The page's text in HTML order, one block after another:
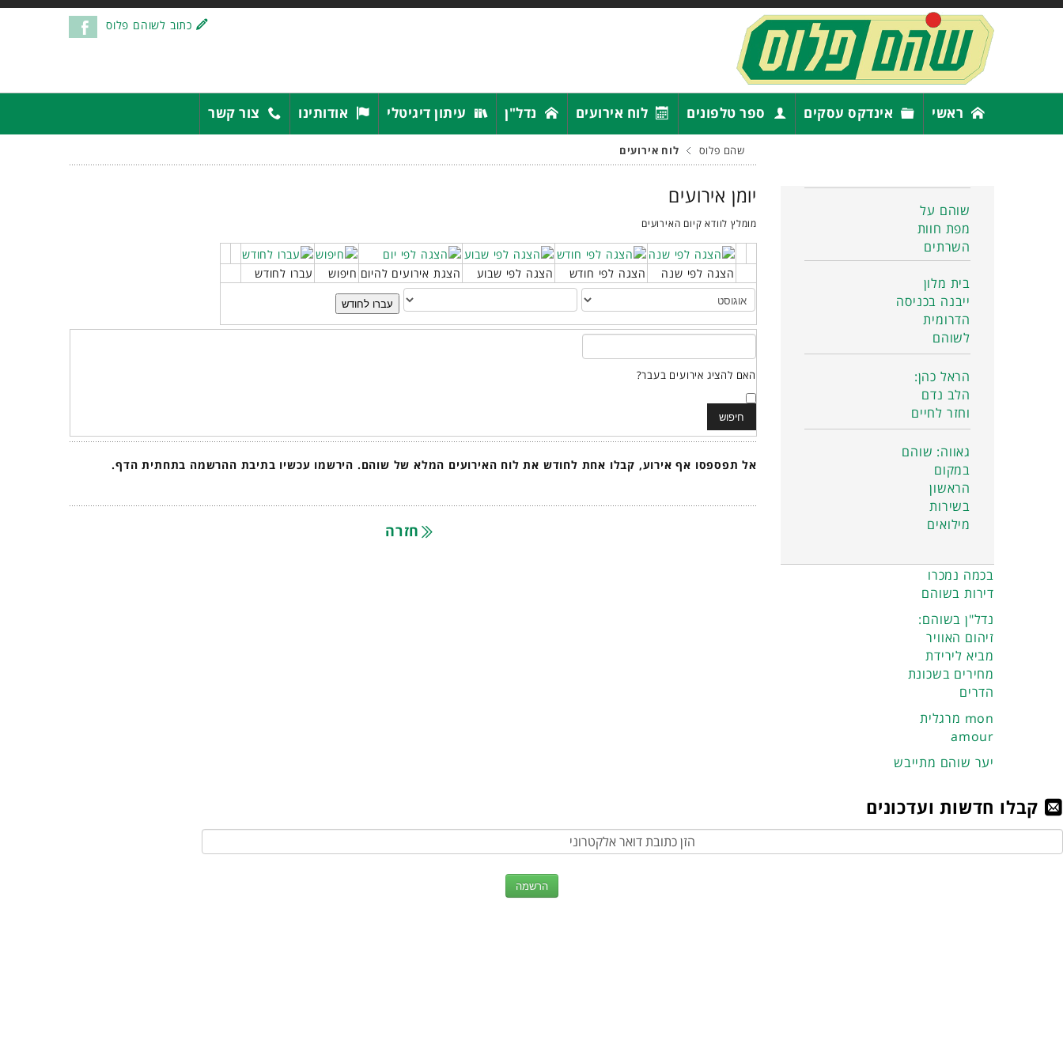
כתוב לשוהם פלוס
ראשי אינדקס עסקים ספר טלפונים לוח אירועים נדל"ן עיתון דיגיטלי אודותינו צור קשר
שהם פלוס לוח אירועים
יומן אירועים
מומלץ לוודא קיום האירועים
הצגה לפי שנה הצגה לפי חודש הצגה לפי שבוע הצגת אירועים להיום חיפוש
עברו לחודש
עברו לחודש
האם להציג אירועים בעבר?
אל תפספסו אף אירוע, קבלו אחת לחודש את לוח האירועים המלא של שוהם. הירשמו עכשיו בתיבת ההרשמה בתחתית הדף.
חזרה
שוהם על
מפת חוות
השרתים
בית מלון
ייבנה בכניסה
הדרומית
לשוהם
הראל כהן:
הלב נדם
וחזר לחיים
גאווה: שוהם
במקום
הראשון
בשירות
מילואים
בכמה נמכרו
דירות בשוהם
נדל"ן בשוהם:
זיהום האוויר
מביא לירידת
מחירים בשכונת
הדרים
מרגלית mon
amour
יער שוהם מתייבש
קבלו חדשות ועדכונים